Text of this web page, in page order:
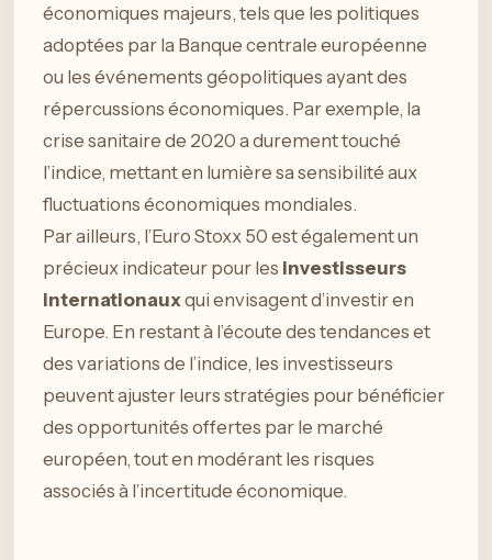
économiques majeurs, tels que les politiques
adoptées par la Banque centrale européenne
ou les événements géopolitiques ayant des
répercussions économiques. Par exemple, la
crise sanitaire de 2020 a durement touché
l’indice, mettant en lumière sa sensibilité aux
fluctuations économiques mondiales.
Par ailleurs, l’Euro Stoxx 50 est également un
précieux indicateur pour les investisseurs
internationauxqui envisagent d’investir en
Europe. En restant à l’écoute des tendances et
des variations de l’indice, les investisseurs
peuvent ajuster leurs stratégies pour bénéficier
des opportunités offertes par le marché
européen, tout en modérant les risques
associés à l’incertitude économique.